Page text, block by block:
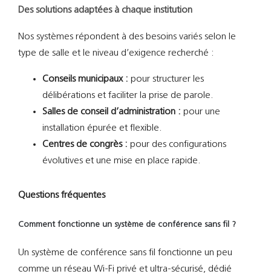
Des solutions adaptées à chaque institution
Nos systèmes répondent à des besoins variés selon le
type de salle et le niveau d’exigence recherché :
Conseils municipaux : pour structurer les
délibérations et faciliter la prise de parole.
Salles de conseil d’administration : pour une
installation épurée et flexible.
Centres de congrès : pour des configurations
évolutives et une mise en place rapide.
Questions fréquentes
Comment fonctionne un système de conférence sans fil ?
Un système de conférence sans fil fonctionne un peu
comme un réseau Wi-Fi privé et ultra-sécurisé, dédié